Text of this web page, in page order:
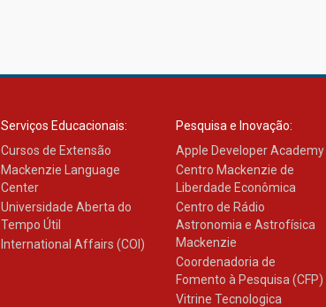
Serviços Educacionais:
Cursos de Extensão
Mackenzie Language
Center
Universidade Aberta do
Tempo Útil
International Affairs (COI)
Pesquisa e Inovação:
Apple Developer Academy
Centro Mackenzie de
Liberdade Econômica
Centro de Rádio
Astronomia e Astrofísica
Mackenzie
Coordenadoria de
Fomento à Pesquisa (CFP)
Vitrine Tecnologica